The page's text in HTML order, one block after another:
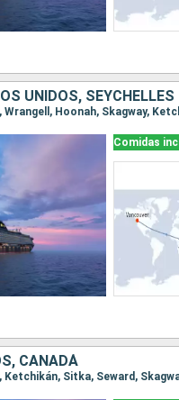
UNIDOS, SEYCHELLES
Comidas
CANADÁ
Ketchikán, Sitka, Seward,